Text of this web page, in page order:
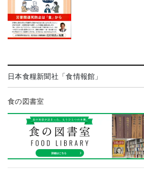
日本食糧新聞社「食情報館」
食の図書室